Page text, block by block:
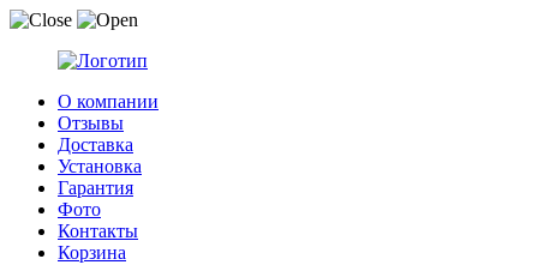
О компании
Отзывы
Доставка
Установка
Гарантия
Фото
Контакты
Корзина